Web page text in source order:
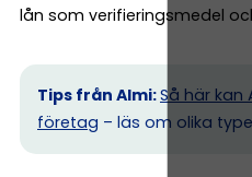
lån som verifieringsmedel
Tips från Almi:Så här kan
företag – läs om olika